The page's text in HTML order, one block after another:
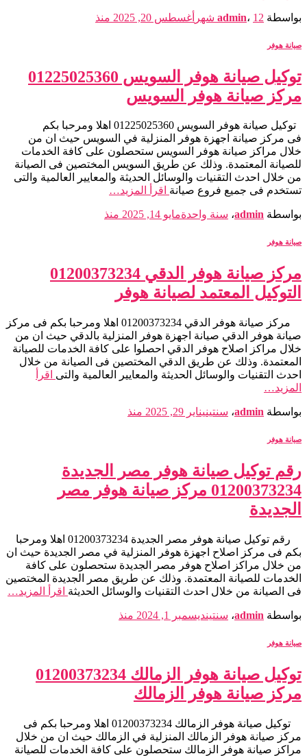
بواسطة admin، 12 شهر أغسطس 20, 2025 منذ
صيانة هوفر
توكيل صيانة هوفر السويس 01225025360
مركز صيانة هوفر السويس
توكيل صيانة هوفر السويس 01225025360 اهلا ومرحبا بكم
فى مركز صيانة اجهزة هوفر المنزلية في السويس حيث ان من
خلال مراكز صيانة هوفر السويس ستحصلون على كافة الخدمات
للصيانة المعتمدة. وذلك عن طريق السويس المختصين فى الصيانة
من خلال احدث التقنيات والوسائل الحديثة والمعايير العالمية والتى
تستخدم فى جميع فروع صيانة اقرأ المزيد…
بواسطة admin، سنة واحدةمايو 14, 2025 منذ
صيانة هوفر
مركز صيانة هوفر الدقي 01200373234
التوكيل المعتمد لصيانة هوفر
مركز صيانة هوفر الدقي 01200373234 اهلا ومرحبا بكم فى مركز
صيانة هوفر الدقي صيانة اجهزة هوفر المنزلية بالدقي حيث ان من
خلال مراكز اصلاح هوفر الدقي احصلوا على كافة الخدمات للصيانة
المعتمدة. وذلك عن طريق الدقي المختصين فى الصيانة من خلال
احدث التقنيات والوسائل الحديثة والمعايير العالمية والتى اقرأ
المزيد…
بواسطة admin، سنتينيناير 29, 2025 منذ
صيانة هوفر
رقم توكيل صيانة هوفر مصر الجديدة
01200373234 مركز صيانة هوفر مصر
الجديدة
رقم توكيل صيانة هوفر مصر الجديدة 01200373234 اهلا ومرحبا
بكم فى مركز اصلاح اجهزة هوفر المنزلية في مصر الجديدة حيث ان
من خلال مراكز اصلاح هوفر مصر الجديدة ستحصلون على كافة
الخدمات للصيانة المعتمدة. وذلك عن طريق مصر الجديدة المختصين
فى الصيانة من خلال احدث التقنيات والوسائل الحديثة اقرأ المزيد…
بواسطة admin، سنتينديسمبر 1, 2024 منذ
صيانة هوفر
توكيل صيانة هوفر الزمالك 01200373234
مركز صيانة هوفر الزمالك
توكيل صيانة هوفر الزمالك 01200373234 اهلا ومرحبا بكم فى
مركز صيانة هوفر الزمالك المنزلية في الزمالك حيث ان من خلال
مراكز صيانة هوفر الزمالك ستحصلون على كافة الخدمات للصيانة